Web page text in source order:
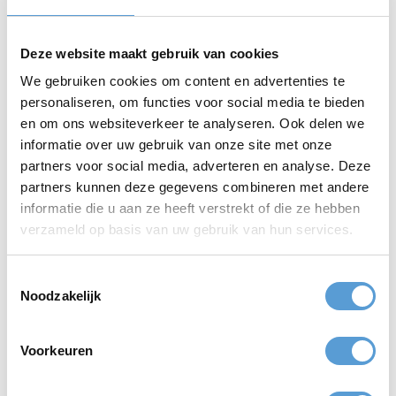
Deze website maakt gebruik van cookies
We gebruiken cookies om content en advertenties te
personaliseren, om functies voor social media te bieden
en om ons websiteverkeer te analyseren. Ook delen we
informatie over uw gebruik van onze site met onze
partners voor social media, adverteren en analyse. Deze
partners kunnen deze gegevens combineren met andere
informatie die u aan ze heeft verstrekt of die ze hebben
verzameld op basis van uw gebruik van hun services.
Noodzakelijk
Voorkeuren
plaatsvinden. Regen of wind? Jullie teamuitje in Den Haag gaat
gewoon doorrr.
1. Wat zijn leuke teamuitjes in Den Haag?
Populaire keuzes zijn Expeditie RobinZon aan zee, Kwal aan
Tafel (indoor) en creatieve workshops zoals schilderen of
2. Kunnen jullie ook teamuitjes op kantoor organiseren?
op locatie worden uitgevoerd, zoals Robinson aan Tafel en